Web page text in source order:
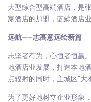
大型综合型高端酒店，是
家酒店的加盟，蓝鲸酒店
远航——志高意远绘新篇
志坚者有为，心恒者恒赢
地酒店业发展，打造本地
点辐射的同时，主城区“大
为了更好地树立企业形象